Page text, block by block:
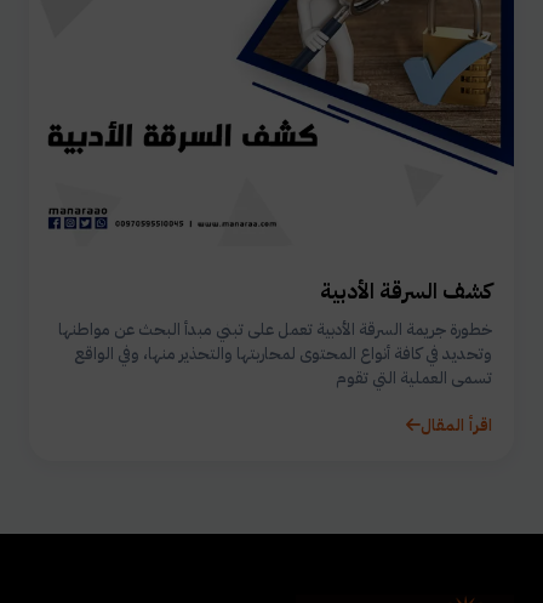
كشف السرقة الأدبية
خطورة جريمة السرقة الأدبية تعمل على تبني مبدأ البحث عن مواطنها
وتحديد في كافة أنواع المحتوى لمحاربتها والتحذير منها، وفي الواقع
تسمى العملية التي تقوم
اقرأ المقال